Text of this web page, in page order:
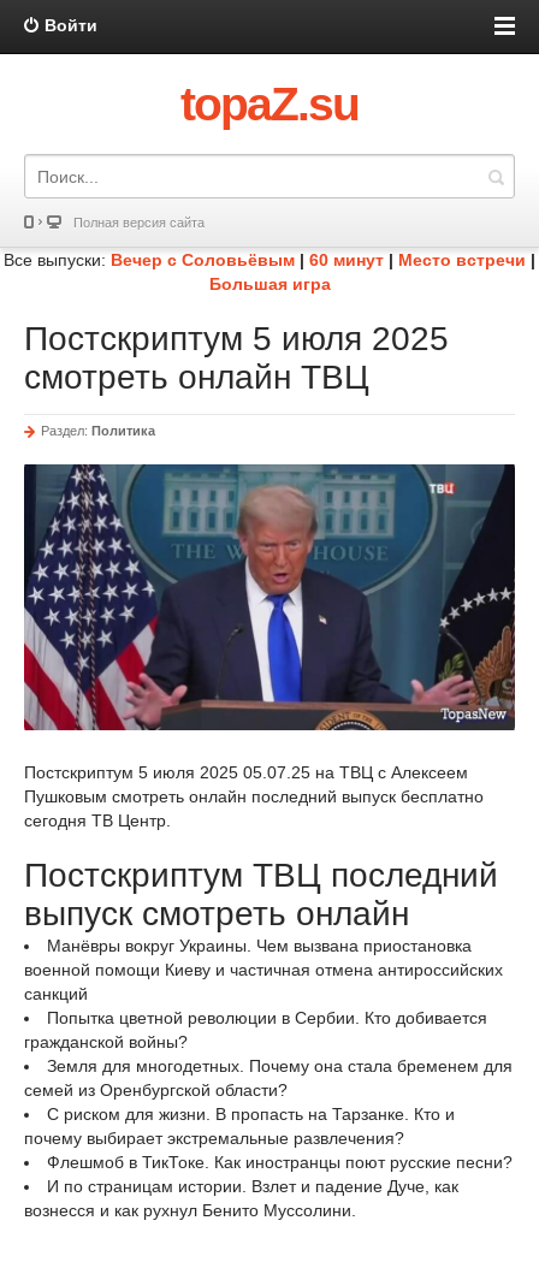
Войти
topaZ.su
Полная версия сайта
Все выпуски: Вечер с Соловьёвым | 60 минут | Место встречи |
Большая игра
Постскриптум 5 июля 2025
смотреть онлайн ТВЦ
Раздел: Политика
Постскриптум 5 июля 2025 05.07.25 на ТВЦ с Алексеем
Пушковым смотреть онлайн последний выпуск бесплатно
сегодня ТВ Центр.
Постскриптум ТВЦ последний
выпуск смотреть онлайн
Манёвры вокруг Украины. Чем вызвана приостановка
военной помощи Киеву и частичная отмена антироссийских
санкций
Попытка цветной революции в Сербии. Кто добивается
гражданской войны?
Земля для многодетных. Почему она стала бременем для
семей из Оренбургской области?
С риском для жизни. В пропасть на Тарзанке. Кто и
почему выбирает экстремальные развлечения?
Флешмоб в ТикТоке. Как иностранцы поют русские песни?
И по страницам истории. Взлет и падение Дуче, как
вознесся и как рухнул Бенито Муссолини.